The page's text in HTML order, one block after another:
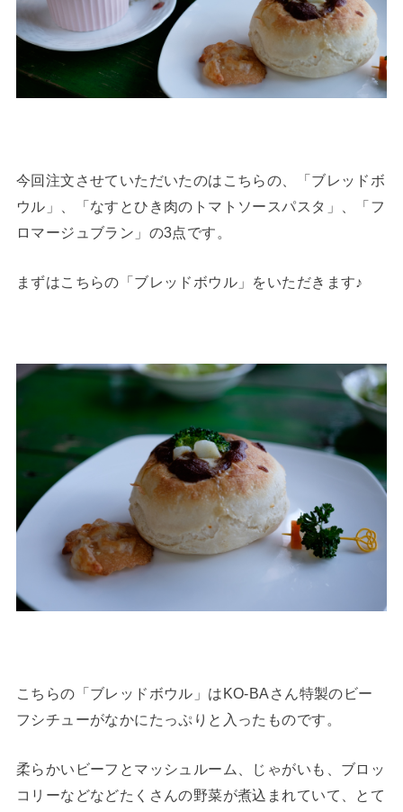
今回注文させていただいたのはこちらの、「ブレッドボ
ウル」、「なすとひき肉のトマトソースパスタ」、「フ
ロマージュブラン」の3点です。
まずはこちらの「ブレッドボウル」をいただきます♪
こちらの「ブレッドボウル」はKO-BAさん特製のビー
フシチューがなかにたっぷりと入ったものです。
柔らかいビーフとマッシュルーム、じゃがいも、ブロッ
コリーなどなどたくさんの野菜が煮込まれていて、とて